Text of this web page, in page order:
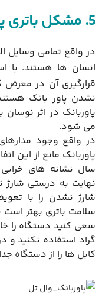
5. مشکل باتری
در واقع تمامی وسایل
انسان ها هستند. با
قرارگیری آن در معرض
نشدن پاور بانک
پاوربانک در اثر
می شود.
در واقع وجود
سال نشانه های
نهایت به درستی
شارژ نشدن را با
سلامت باتری بهتر
گراد استفاده نکنید و
کابل ها را از دستگاه